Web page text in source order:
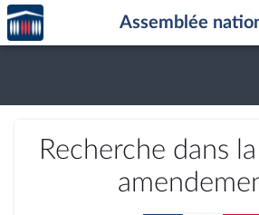
Aller au contenu
Aller en bas de la page
Accèder
à la
page
Assemblée
Recherche dans